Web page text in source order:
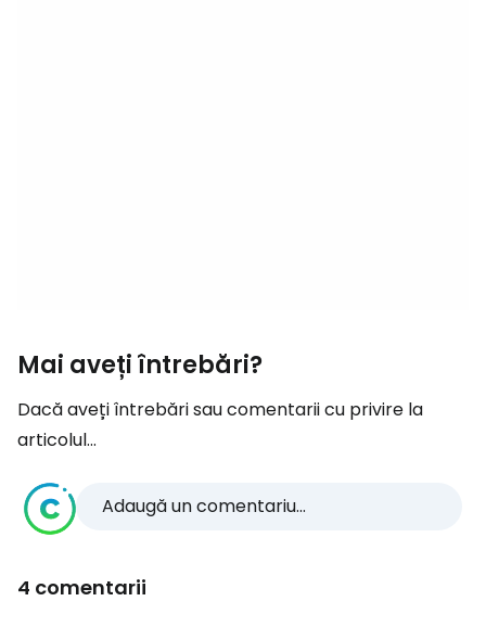
Mai aveți întrebări?
Dacă aveți întrebări sau comentarii cu privire la
articolul...
Adaugă un comentariu...
4 comentarii